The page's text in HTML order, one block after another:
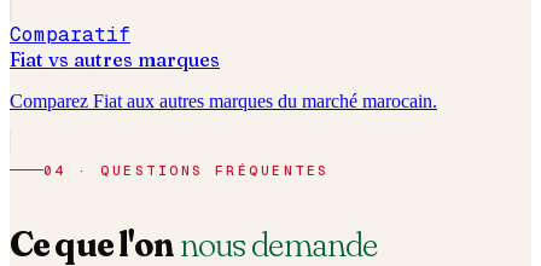
Comparatif
Fiat vs autres marques
Comparez Fiataux autres marques du marché marocain.
04 · QUESTIONS FRÉQUENTES
Ce que l'onnous demande